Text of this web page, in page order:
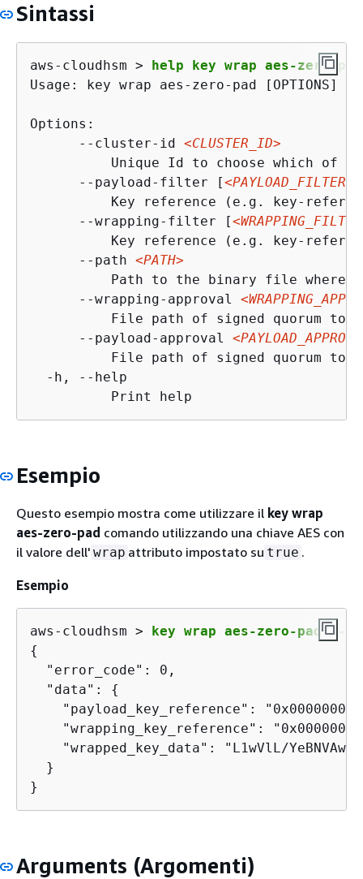
Sintassi
aws-cloudhsm > help key wrap aes-zero-pad
Usage: key wrap aes-zero-pad
Options:
      --cluster-id
<CLUSTER_ID>
Unique Id to choose which of
      --payload-filter [
<PAYLOAD_FILTER>
Key reference (e.g. key-
      --wrapping-filter [
Key reference (e.g. key-
      --path
<PATH>
Path to the binary file where
      --wrapping-approval
File path of signed quorum
      --payload-approval
File path of signed quorum
  -h, --help
          Print help
Esempio
Questo esempio mostra come utilizzare il key wrap
aes-zero-pad comando utilizzando una chiave AES con
il valore dell' wrap attributo impostato su true .
Esempio
aws-cloudhsm > key wrap aes-zero-pad
{
  "error_code": 0,
  "data":
{
"payload_key_reference":
"wrapping_key_reference":
"wrapped_key_data": "L1wVlL/
  }
}
Arguments (Argomenti)